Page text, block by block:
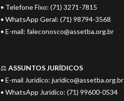
• Telefone Fixo: (71) 3271-7815
• WhatsApp Geral: (71) 98794-3568
• E-mail: faleconosco@assetba.org.br
⚖️ ASSUNTOS JURÍDICOS
• E-mail Jurídico: juridico@assetba.org.br
• WhatsApp Jurídico: (71) 99600-0534